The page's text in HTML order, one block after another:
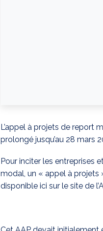
L’appel à projets de report
prolongé jusqu’au 28 mars
Pour inciter les entreprises
modal, un « appel à projets
disponible ici sur le site de